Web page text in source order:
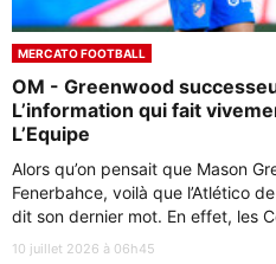
MERCATO FOOTBALL
OM - Greenwood
L’information qui fait
L’Equipe
Alors qu’on pensait que Mason
Fenerbahce, voilà que l’Atlético
dit son dernier mot. En effet, les
10 juillet 2026 à 06h45